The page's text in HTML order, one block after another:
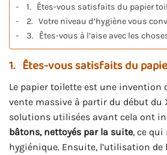
1. Êtes-vous satisfaits du papier
2. Votre niveau d’hygiène vous
3. Êtes-vous à l’aise avec les
1. Êtes-vous satisfaits du
Le papier toilette est une invention
vente massive à partir du début du
solutions utilisées avant cela ont
bâtons, nettoyés par la suite, ce qui
hygiénique. Ensuite, l’utilisation de